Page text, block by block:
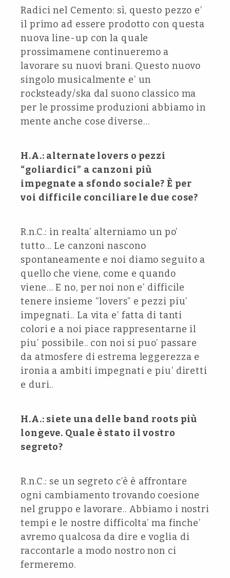
Radici nel Cemento: sì, questo pezzo e’
il primo ad essere prodotto con questa
nuova line-up con la quale
prossimamene continueremo a
lavorare su nuovi brani. Questo nuovo
singolo musicalmente e’ un
rocksteady/ska dal suono classico ma
per le prossime produzioni abbiamo in
mente anche cose diverse…
H.A.: alternate lovers o pezzi
“goliardici” a canzoni più
impegnate a sfondo sociale? È per
voi difficile conciliare le due cose?
R.n.C.: in realta’ alterniamo un po’
tutto… Le canzoni nascono
spontaneamente e noi diamo seguito a
quello che viene, come e quando
viene… E no, per noi non e’ difficile
tenere insieme “lovers” e pezzi piu’
impegnati.. La vita e’ fatta di tanti
colori e a noi piace rappresentarne il
piu’ possibile.. con noi si puo’ passare
da atmosfere di estrema leggerezza e
ironia a ambiti impegnati e piu’ diretti
e duri..
H.A.: siete una delle band roots più
longeve. Quale è stato il vostro
segreto?
R.n.C.: se un segreto c’è è affrontare
ogni cambiamento trovando coesione
nel gruppo e lavorare.. Abbiamo i nostri
tempi e le nostre difficolta’ ma finche’
avremo qualcosa da dire e voglia di
raccontarle a modo nostro non ci
fermeremo.